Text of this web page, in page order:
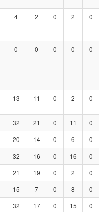
4 2 0 2 0
0 0 0 0 0
13 11 0 2 0
32 21 0 11 0
20 14 0 6 0
32 16 0 16 0
21 19 0 2 0
15 7 0 8 0
32 17 0 15 0